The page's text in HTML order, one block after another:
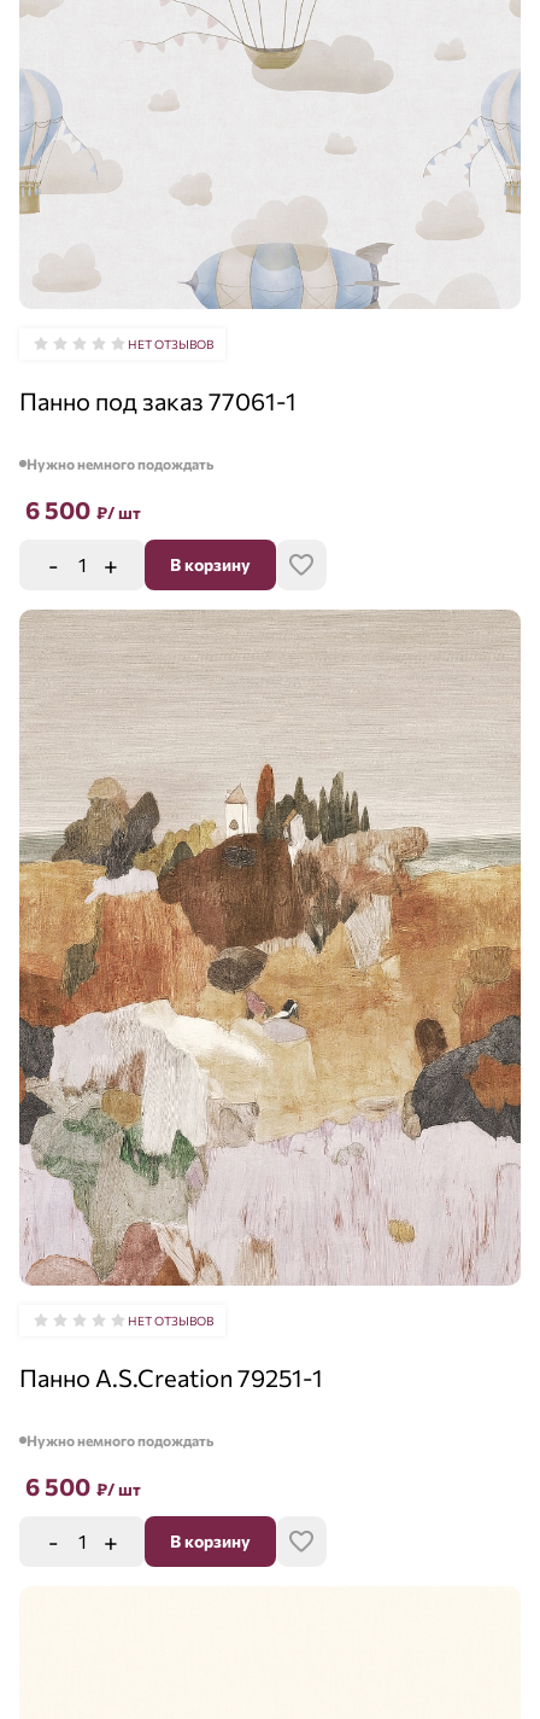
НЕТ ОТЗЫВОВ
Панно под заказ 77061-1
Нужно немного подождать
6 500 ₽/ шт
- + В корзину
НЕТ ОТЗЫВОВ
Панно A.S.Creation 79251-1
Нужно немного подождать
6 500 ₽/ шт
- + В корзину